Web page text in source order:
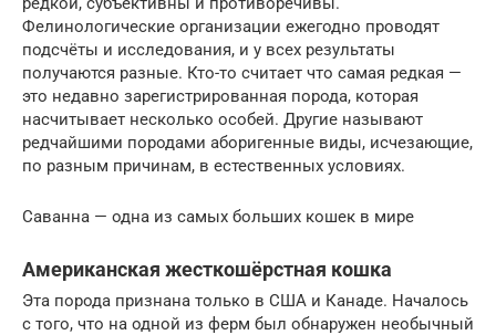
Фелинологические организации ежегодно проводят
подсчёты и исследования, и у всех результаты
получаются разные. Кто-то считает что самая редкая —
это недавно зарегистрированная порода, которая
насчитывает несколько особей. Другие называют
редчайшими породами аборигенные виды, исчезающие,
по разным причинам, в естественных условиях.
Саванна — одна из самых больших кошек в мире
Американская жесткошёрстная кошка
Эта порода признана только в США и Канаде. Началось
с того, что на одной из ферм был обнаружен необычный